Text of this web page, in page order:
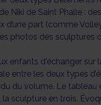
Niki de Saint Phalle :
d’une part (comme
photos des sculptures
enfants d'échanger sur
entre les deux types
du volume. Le tableau
la sculpture en trois.